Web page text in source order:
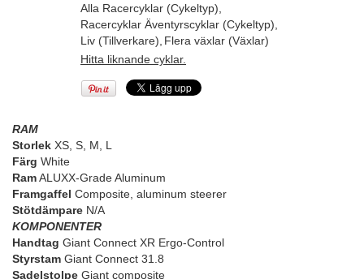
Alla Racercyklar (Cykeltyp)
Racercyklar Äventyrscyklar (Cykeltyp)
Liv (Tillverkare) Flera växlar (Växlar)
Hitta liknande cyklar.
RAM
Storlek XS, S, M, L
Färg White
RamALUXX-Grade Aluminum
Framgaffel Composite, aluminum steerer
Stötdämpare N/A
KOMPONENTER
Handtag Giant Connect XR Ergo-Control
Styrstam Giant Connect 31.8
Sadelstolpe Giant composite